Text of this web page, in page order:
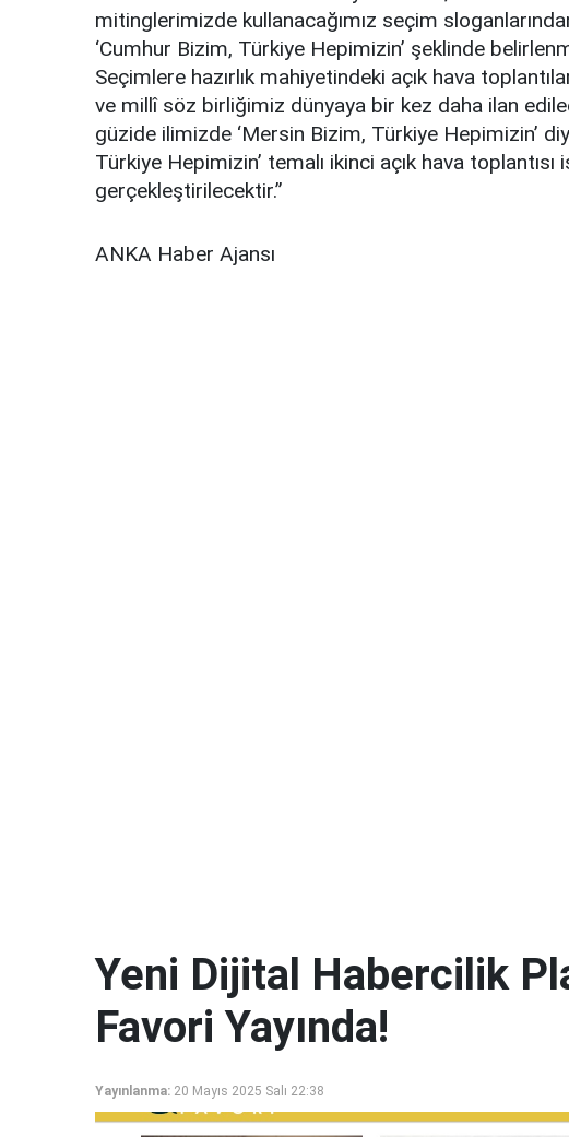
mitinglerimizde kullanacağımız seçim
‘Cumhur Bizim, Türkiye Hepimizin’ şeklinde
Seçimlere hazırlık mahiyetindeki açık hava
ve millî söz birliğimiz dünyaya bir kez daha ilan
güzide ilimizde ‘Mersin Bizim, Türkiye Hepimizin’
Türkiye Hepimizin’ temalı ikinci açık hava toplantısı
gerçekleştirilecektir.”
ANKA Haber Ajansı
Yeni Dijital Habercilik
Favori Yayında!
Yayınlanma: 20 Mayıs 2025 Salı 22:38